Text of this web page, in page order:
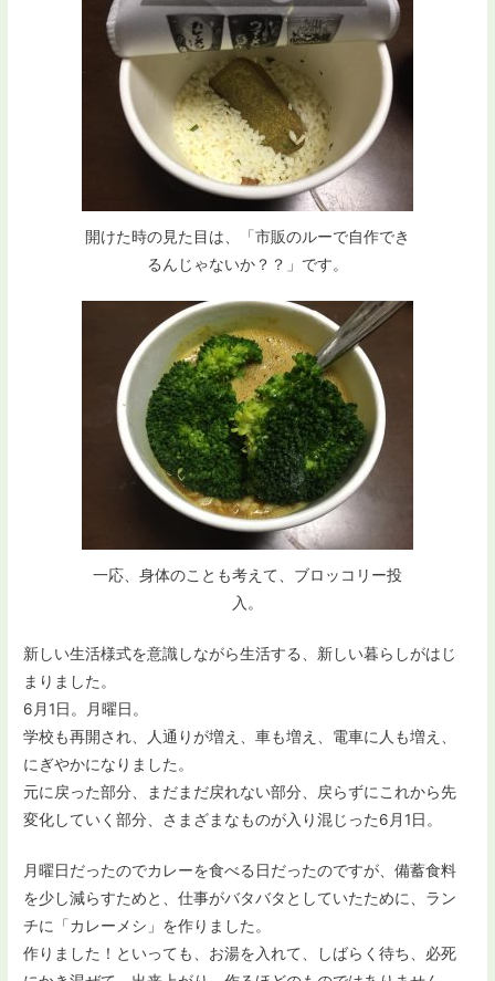
開けた時の見た目は、「市販のルーで自作でき
るんじゃないか？？」です。
一応、身体のことも考えて、ブロッコリー投
入。
新しい生活様式を意識しながら生活する、新しい暮らしがはじ
まりました。
6月1日。月曜日。
学校も再開され、人通りが増え、車も増え、電車に人も増え、
にぎやかになりました。
元に戻った部分、まだまだ戻れない部分、戻らずにこれから先
変化していく部分、さまざまなものが入り混じった6月1日。
月曜日だったのでカレーを食べる日だったのですが、備蓄食料
を少し減らすためと、仕事がバタバタとしていたために、ラン
チに「カレーメシ」を作りました。
作りました！といっても、お湯を入れて、しばらく待ち、必死